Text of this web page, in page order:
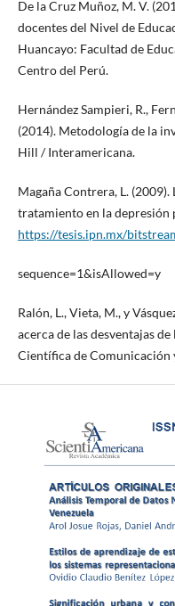
De la Cruz Muñoz, M. V.
docentes del Nivel de
Huancayo: Facultad de
Centro del Perú.
Hernández Sampieri, R.,
(2014). Metodología de la
Hill / Interamericana.
Magaña Contrera, L.
tratamiento en la depresión
https://tesis.ipn.mx/
sequence=1&isAllowed=y
Ralón, L., Vieta, M., y
acerca de las desventajas
Científica de Comunicación